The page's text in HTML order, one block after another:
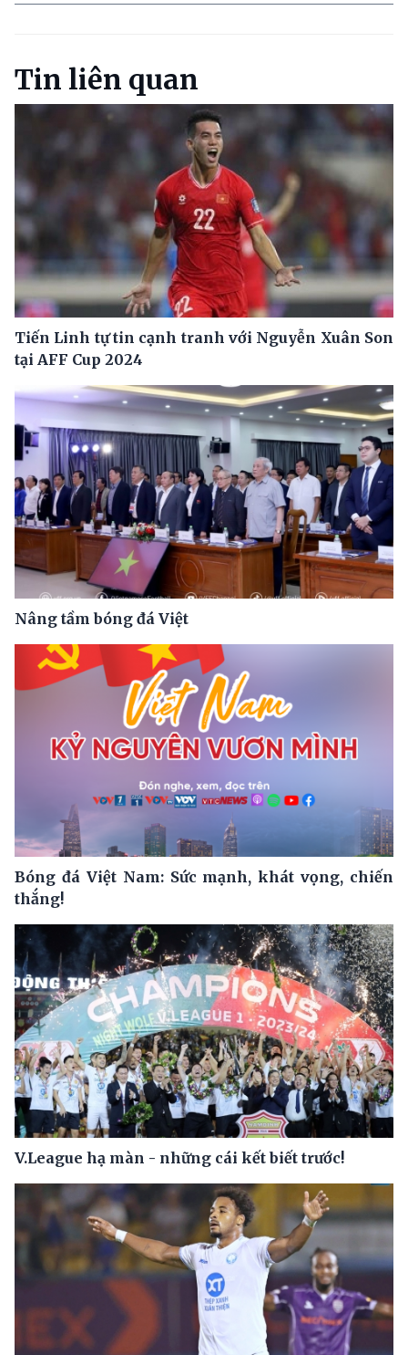
Tin liên quan
Tiến Linh tự tin cạnh tranh với Nguyễn Xuân Son
tại AFF Cup 2024
Nâng tầm bóng đá Việt
Bóng đá Việt Nam: Sức mạnh, khát vọng, chiến
thắng!
V.League hạ màn - những cái kết biết trước!